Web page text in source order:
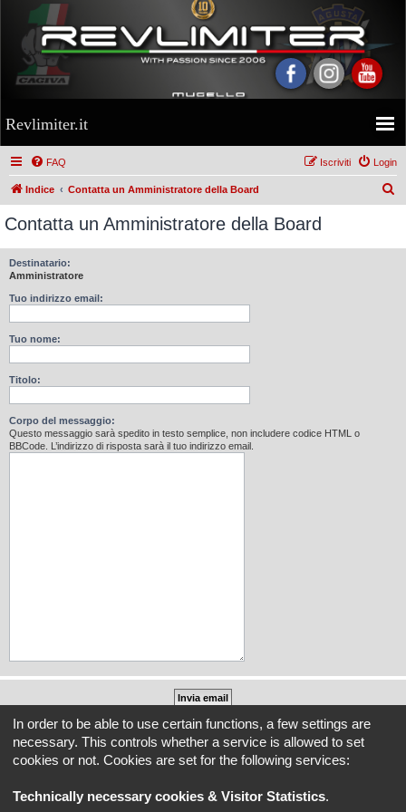
Revlimiter.it
FAQ Login
Iscriviti
Indice Contatta un Amministratore della Board
Contatta un Amministratore della Board
Destinatario:
Amministratore
Tuo indirizzo email:
Tuo nome:
Titolo:
Corpo del messaggio:
Questo messaggio sarà spedito in testo semplice, non includere codice HTML o
BBCode. L’indirizzo di risposta sarà il tuo indirizzo email.
Tutti gli orari sono UTC+02:00
REVLIMITER.IT e i suoi contenuti sono di proprietà di REVLIMITER S.r.L.
derivati sono di esclusiva titolarità di MV AGUSTA MOTOR SPA
In order to be able to use certain functions, a few settings are
necessary. This controls whether a service is allowed to set
cookies or not. Cookies are set for the following services:
Technically necessary cookies & Visitor Statistics.